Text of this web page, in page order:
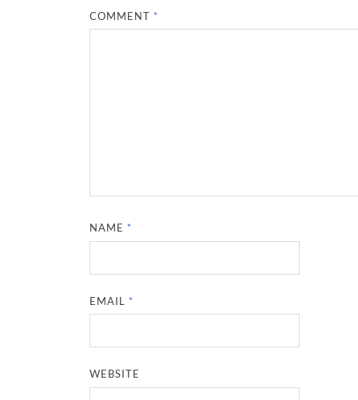
COMMENT *
NAME *
EMAIL *
WEBSITE